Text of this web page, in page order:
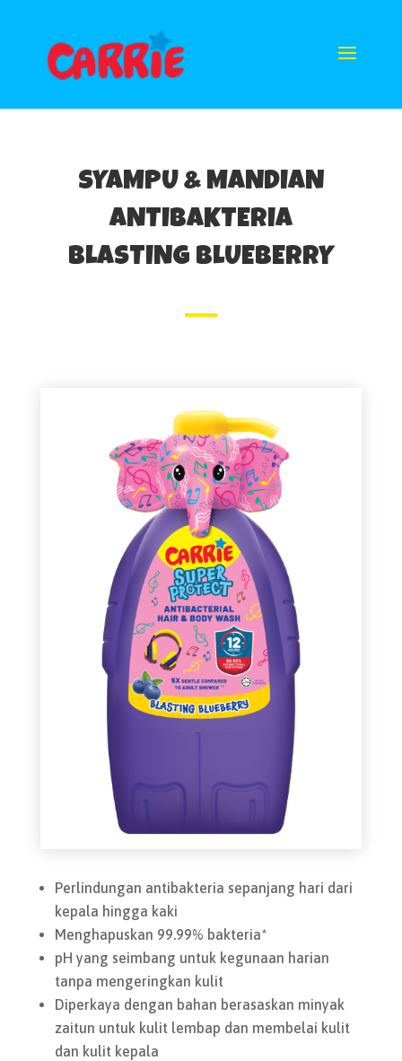
SYAMPU & MANDIAN
ANTIBAKTERIA
BLASTING BLUEBERRY
Perlindungan antibakteria sepanjang hari dari
kepala hingga kaki
Menghapuskan 99.99% bakteria*
pH yang seimbang untuk kegunaan harian
tanpa mengeringkan kulit
Diperkaya dengan bahan berasaskan minyak
zaitun untuk kulit lembap dan membelai kulit
dan kulit kepala